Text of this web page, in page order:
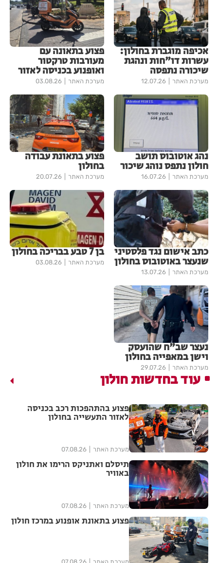
אכיפה מוגברת בחולון:
עשרות דו"חות ונהגת
שיכורה נתפסה
מערכת האתר 12.07.26
פצוע בתאונה עם
מעורבות טרקטור
ואופנוע בכניסה לאזור
מערכת האתר 03.08.26
נהג אוטובוס תושב
חולון נתפס נוהג שיכור
מערכת האתר 16.07.26
פצוע בתאונת עבודה
בחולון
מערכת האתר 20.07.26
כתב אישום נגד פלסטיני
שנעצר באוטובוס בחולון
מערכת האתר 13.07.26
בן 7 טבע בבריכה בחולון
מערכת האתר 03.08.26
נעצר שב"ח שהועסק
וישן במאפייה בחולון
מערכת האתר 29.07.26
עוד בחדשות חולון
פצוע בהתהפכות רכב בכניסה
לאזור התעשייה בחולון
מערכת האתר 07.08.26
תיסלם ואתניקס הרימו את חולון
באוויר
מערכת האתר 07.08.26
פצוע בתאונת אופנוע במרכז חולון